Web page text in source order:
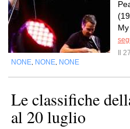
Il
NONE NONE NONE
Le classifiche
al 20 luglio